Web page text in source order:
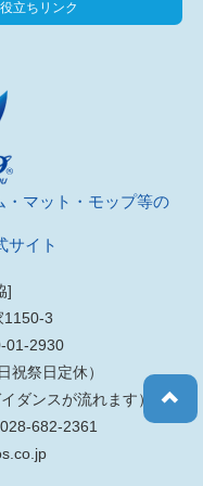
立ちリンク
マット・モップ等の
サイト
]
1150-3
01-2930
祝祭日定休）
ダンスが流れます）
682-2361